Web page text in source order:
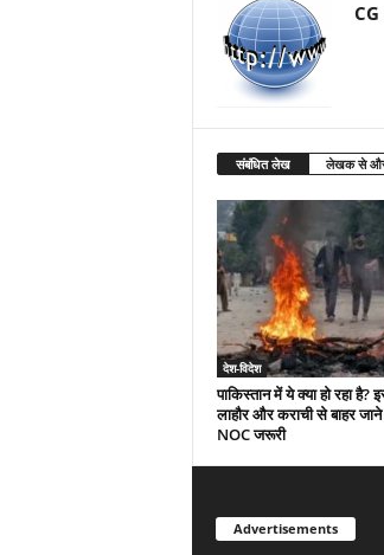
संबंधित लेख लेखक से
देश-विदेश
पाकिस्तान में ये क्या हो रहा है?
लाहौर और कराची से बाहर
NOC जरूरी
Advertisements